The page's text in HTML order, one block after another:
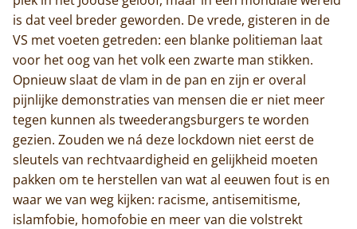
De abdij
Actueel
Monnik worden
Contact
is dat veel breder geworden. De vrede, gisteren in de
VS met voeten getreden: een blanke politieman laat
voor het oog van het volk een zwarte man stikken.
Opnieuw slaat de vlam in de pan en zijn er overal
pijnlijke demonstraties van mensen die er niet meer
tegen kunnen als tweederangsburgers te worden
gezien. Zouden we ná deze lockdown niet eerst de
sleutels van rechtvaardigheid en gelijkheid moeten
pakken om te herstellen van wat al eeuwen fout is en
waar we van weg kijken: racisme, antisemitisme,
islamfobie, homofobie en meer van die volstrekt